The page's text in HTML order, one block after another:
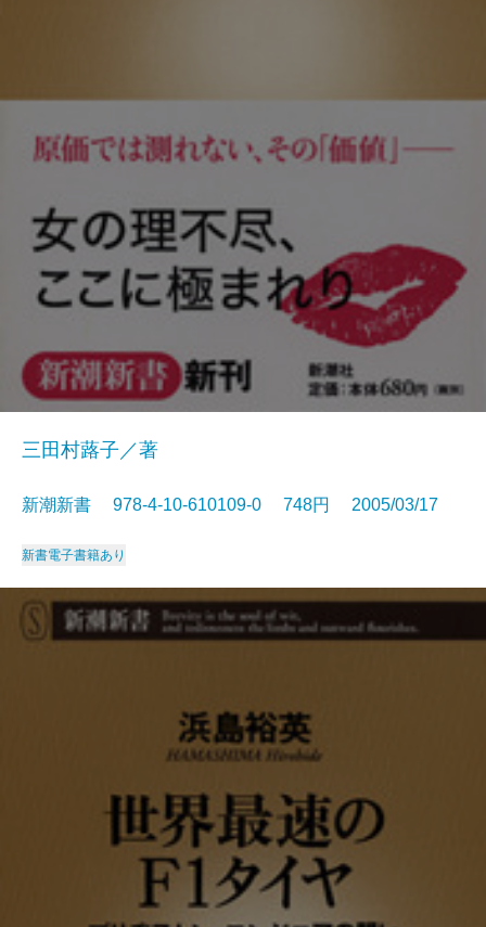
三田村蕗子／著
新潮新書 978-4-10-610109-0 748円 2005/03/17
新書電子書籍あり